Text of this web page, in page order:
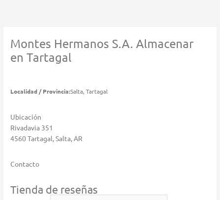
Montes Hermanos S.A.Almacenar
en Tartagal
Localidad / Provincia:Salta, Tartagal
Ubicación
Rivadavia 351
4560 Tartagal, Salta, AR
Contacto
Tienda de reseñas